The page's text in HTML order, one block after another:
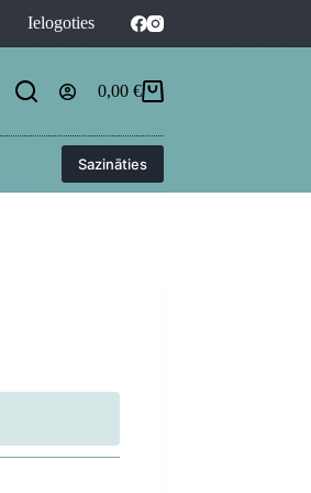
Ielogoties
Shopping
0,00 €
Sazināties